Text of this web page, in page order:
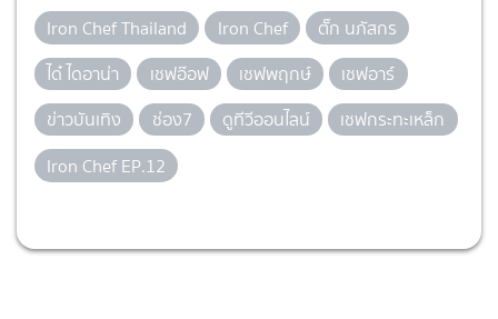
Iron Chef Thailand
Iron Chef
ตั๊ก นภัสกร
ได๋ ไดอาน่า
เชฟอ๊อฟ เชฟพฤกษ์
เชฟอาร์
ข่าวบันเทิง
ช่อง7 ดูทีวีออนไลน์
เชฟกระทะเหล็ก
Iron Chef EP.12